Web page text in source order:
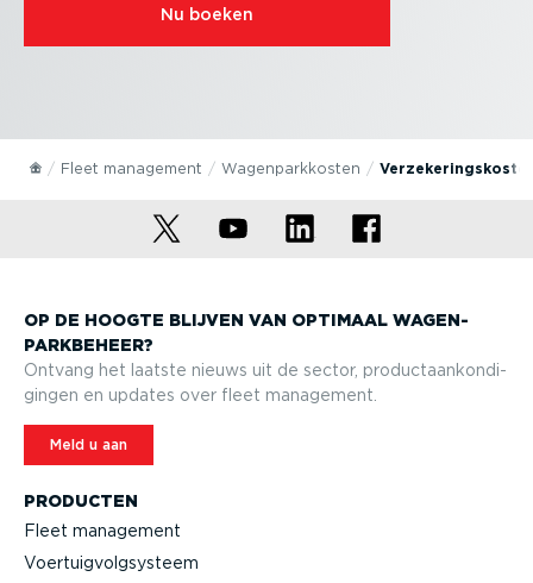
Nu boeken
Fleet management Wagen­park­kosten
PRODUCTEN
Fleet management
Voertuig­volg­systeem
OP DE HOOGTE BLIJVEN VAN OPTIMAAL WAGEN­
PARK­BEHEER?
Ontvang het laatste nieuws uit de sector, product­aan­kon­di­
gingen en updates over fleet management.
Meld u aan